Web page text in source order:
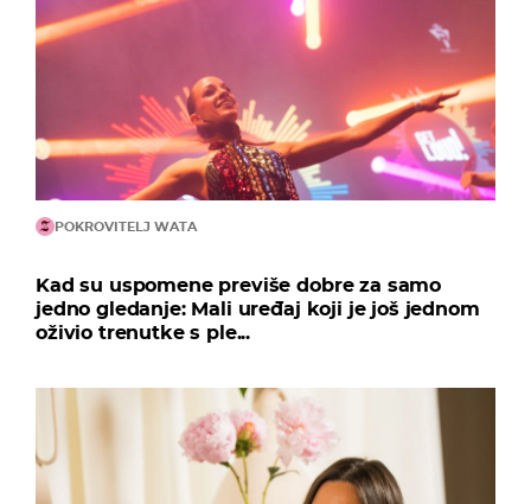
POKROVITELJ WATA
Kad su uspomene previše dobre za samo
jedno gledanje: Mali uređaj koji je još jednom
oživio trenutke s ple...